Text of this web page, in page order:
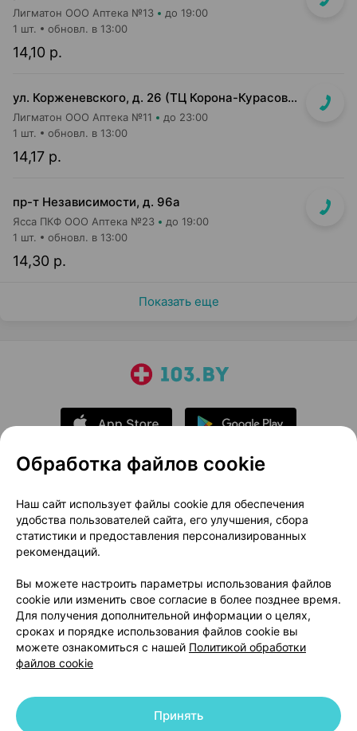
Лигматон ООО Аптека №13 до 19:00
14,10 р.
1 шт. обновл. в 13:00
ул. Корженевского, д. 26 (ТЦ Корона-Курасовщина)
Лигматон ООО Аптека №11 до 23:00
14,17 р.
1 шт. обновл. в 13:00
пр-т Независимости, д. 96а
Ясса ПКФ ООО Аптека №23 до 19:00
14,30 р.
1 шт. обновл. в 13:00
Показать еще
О проекте
Новости проекта
Размещение рекламы
Медицинский маркетинг
Публичный договор
Доставка
Способы оплаты
Вакансии
Партнеры
Написать руководителю 103.by
Написать в поддержку
Персональные настройки Cookie
Обработка файлов cookie
Наш сайт использует файлы cookie для обеспечения
удобства пользователей сайта, его улучшения, сбора
статистики и предоставления персонализированных
рекомендаций.
Вы можете настроить параметры использования файлов
cookie или изменить свое согласие в более позднее время.
Для получения дополнительной информации о целях,
сроках и порядке использования файлов cookie вы
можете ознакомиться с нашей Политикой обработки
файлов cookie
Принять